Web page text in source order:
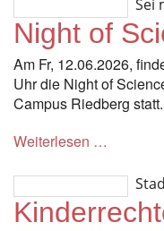
Sei
Night of
Am Fr, 12.06.2026,
Uhr die Night of
Campus Riedberg statt.
Weiterlesen …